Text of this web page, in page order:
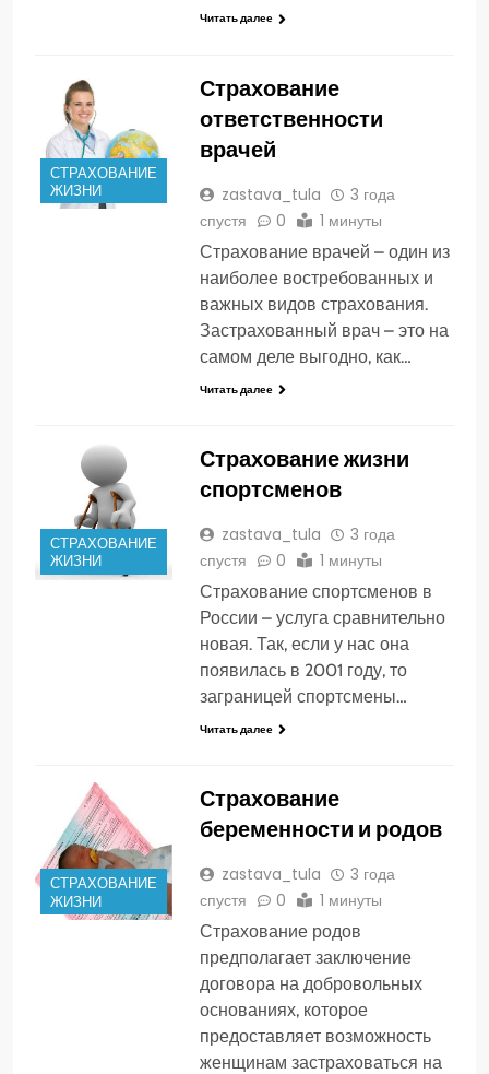
Читать далее
СТРАХОВАНИЕ
ЖИЗНИ
Страхование
ответственности
врачей
zastava_tula
3 года
спустя
0 1 минуты
Страхование врачей – один из
наиболее востребованных и
важных видов страхования.
Застрахованный врач – это на
самом деле выгодно, как…
Читать далее
СТРАХОВАНИЕ
ЖИЗНИ
Страхование жизни
спортсменов
zastava_tula
3 года
спустя
0 1 минуты
Страхование спортсменов в
России – услуга сравнительно
новая. Так, если у нас она
появилась в 2001 году, то
заграницей спортсмены…
Читать далее
СТРАХОВАНИЕ
ЖИЗНИ
Страхование
беременности и родов
zastava_tula
3 года
спустя
0 1 минуты
Страхование родов
предполагает заключение
договора на добровольных
основаниях, которое
предоставляет возможность
женщинам застраховаться на